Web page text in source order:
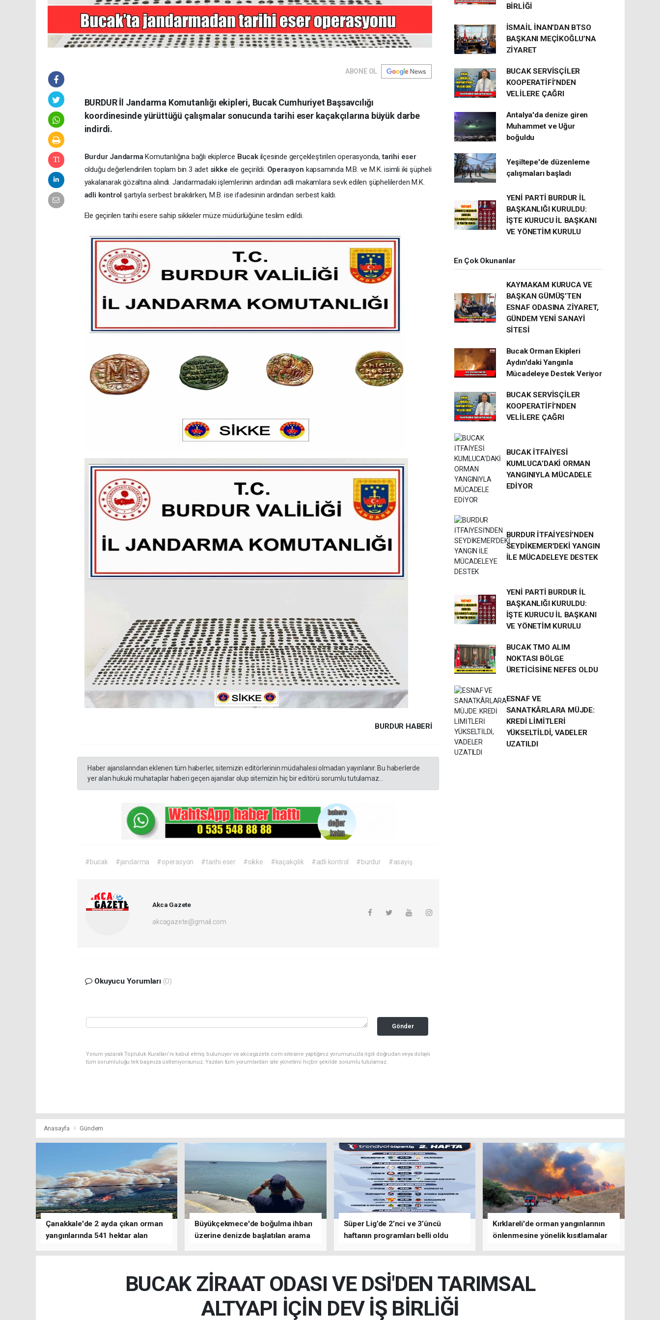
ABONE OL
BURDUR İl Jandarma Komutanlığı ekipleri, Bucak Cumhuriyet Başsavcılığı
koordinesinde yürüttüğü çalışmalar sonucunda tarihi eser kaçakçılarına büyük darbe
indirdi.
Burdur JandarmaKomutanlığına bağlı ekiplerce Bucak ilçesinde gerçekleştirilen operasyonda,tarihi eser
olduğu değerlendirilen toplam bin 3 adet sikke ele geçirildi. Operasyon kapsamında M.B. ve M.K. isimli iki şüpheli
yakalanarak gözaltına alındı. Jandarmadaki işlemlerinin ardından adli makamlara sevk edilen şüphelilerden M.K.
adli kontrolşartıyla serbest bırakılırken, M.B. ise ifadesinin ardından serbest kaldı.
Ele geçirilen tarihi esere sahip sikkeler müze müdürlüğüne teslim edildi.
BURDUR HABERİ
Haber ajanslarından eklenen tüm haberler, sitemizin editörlerinin müdahalesi olmadan yayınlanır. Bu haberlerde
yer alan hukuki muhataplar haberi geçen ajanslar olup sitemizin hiç bir editörü sorumlu tutulamaz...
#bucak #jandarma #operasyon #tarihi eser #sikke #kaçakçılık #adli kontrol #burdur #asayiş
Akca Gazete
akcagazete@gmail.com
Okuyucu Yorumları (0)
Gönder
Yorum yazarak Topluluk Kuralları’nı kabul etmiş bulunuyor ve akcagazete.com sitesine yaptığınız yorumunuzla ilgili doğrudan veya dolaylı
tüm sorumluluğu tek başınıza üstleniyorsunuz. Yazılan tüm yorumlardan site yönetimi hiçbir şekilde sorumlu tutulamaz.
BİRLİĞİ
İSMAİL İNAN’DAN BTSO
BAŞKANI MEÇİKOĞLU’NA
ZİYARET
BUCAK SERVİSÇİLER
KOOPERATİFİ’NDEN
VELİLERE ÇAĞRI
Antalya'da denize giren
Muhammet ve Uğur
boğuldu
Yeşiltepe'de düzenleme
çalışmaları başladı
YENİ PARTİ BURDUR İL
BAŞKANLIĞI KURULDU:
İŞTE KURUCU İL BAŞKANI
VE YÖNETİM KURULU
En Çok Okunanlar
KAYMAKAM KURUCA VE
BAŞKAN GÜMÜŞ’TEN
ESNAF ODASINA ZİYARET,
GÜNDEM YENİ SANAYİ
SİTESİ
Bucak Orman Ekipleri
Aydın'daki Yangınla
Mücadeleye Destek Veriyor
BUCAK SERVİSÇİLER
KOOPERATİFİ’NDEN
VELİLERE ÇAĞRI
BUCAK İTFAİYESİ
KUMLUCA’DAKİ ORMAN
YANGINIYLA MÜCADELE
EDİYOR
BURDUR İTFAİYESİ’NDEN
SEYDİKEMER’DEKİ YANGIN
İLE MÜCADELEYE DESTEK
YENİ PARTİ BURDUR İL
BAŞKANLIĞI KURULDU:
İŞTE KURUCU İL BAŞKANI
VE YÖNETİM KURULU
BUCAK TMO ALIM
NOKTASI BÖLGE
ÜRETİCİSİNE NEFES OLDU
ESNAF VE
SANATKÂRLARA MÜJDE:
KREDİ LİMİTLERİ
YÜKSELTİLDİ, VADELER
UZATILDI
Anasayfa Gündem
Çanakkale'de 2 ayda çıkan orman
yangınlarında 541 hektar alan
Büyükçekmece'de boğulma ihbarı
üzerine denizde başlatılan arama
Süper Lig’de 2’nci ve 3’üncü
haftanın programları belli oldu
Kırklareli'de orman yangınlarının
önlenmesine yönelik kısıtlamalar
BUCAK ZİRAAT ODASI VE DSİ'DEN TARIMSAL
ALTYAPI İÇİN DEV İŞ BİRLİĞİ